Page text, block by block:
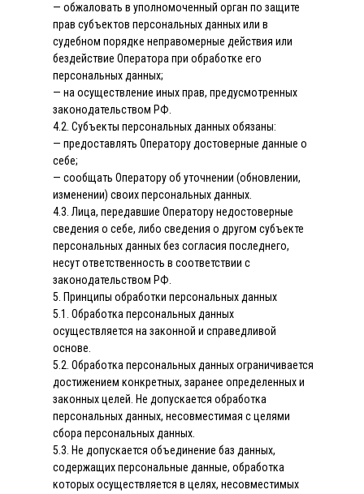
— обжаловать в уполномоченный орган по защите
прав субъектов персональных данных или в
судебном порядке неправомерные действия или
бездействие Оператора при обработке его
персональных данных;
— на осуществление иных прав, предусмотренных
законодательством РФ.
4.2. Субъекты персональных данных обязаны:
— предоставлять Оператору достоверные данные о
себе;
— сообщать Оператору об уточнении (обновлении,
изменении) своих персональных данных.
4.3. Лица, передавшие Оператору недостоверные
сведения о себе, либо сведения о другом субъекте
персональных данных без согласия последнего,
несут ответственность в соответствии с
законодательством РФ.
5. Принципы обработки персональных данных
5.1. Обработка персональных данных
осуществляется на законной и справедливой
основе.
5.2. Обработка персональных данных ограничивается
достижением конкретных, заранее определенных и
законных целей. Не допускается обработка
персональных данных, несовместимая с целями
сбора персональных данных.
5.3. Не допускается объединение баз данных,
содержащих персональные данные, обработка
которых осуществляется в целях, несовместимых